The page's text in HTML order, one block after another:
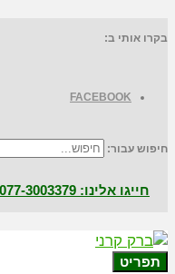
בקרו אותי ב:
FACEBOOK
חיפוש עבור:
חייגו אלינו: 077-3003379
תפריט